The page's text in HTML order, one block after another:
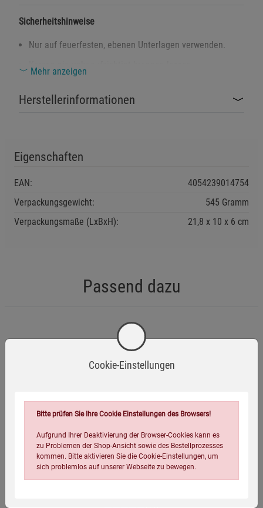
Sicherheitshinweise
Nur auf feuerfesten, ebenen Unterlagen verwenden.
Brandgefahr!
Banderole vor dem Anzünden vollständig entfernen.
Von Kindern und Haustieren fernhalten.
Mehr anzeigen
Herstellerinformationen
Eigenschaften
EAN:
4054239014754
Verpackungsgewicht:
545 Gramm
Verpackungsmaße (LxBxH):
21,8 10 6 cm
Passend dazu
Flexibles Lichtbogenfeuerzeug
Cookie-Einstellungen
Bitte prüfen Sie Ihre Cookie Einstellungen des Browsers!
Aufgrund Ihrer Deaktivierung der Browser-Cookies kann es
zu Problemen der Shop-Ansicht sowie des Bestellprozesses
kommen. Bitte aktivieren Sie die Cookie-Einstellungen, um
sich problemlos auf unserer Webseite zu bewegen.